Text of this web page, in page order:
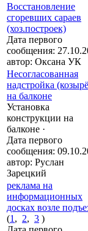
Восстановление
сгоревших сараев
(хоз.построек)
Дата первого
сообщения:
автор: Оксана УК
Несогласованная
надстройка
на балконе
Установка
конструкции на
балконе ·
Дата первого
сообщения:
автор: Руслан
Зарецкий
реклама на
информационных
досках возле
(1 , 2, 3 )